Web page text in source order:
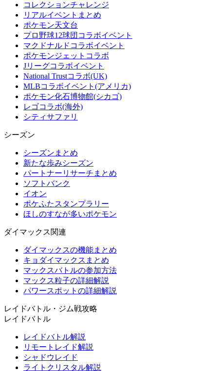
コレクションチャレンジ
リアルイベントまとめ
ポケモン天文台
プロ野球12球団コラボイベント
マクドナルドコラボイベント
ポケモンジェットコラボ
Jリーグコラボイベント
National Trustコラボ(UK)
MLBコラボイベント(アメリカ)
ポケモン化石博物館(シカゴ)
レゴコラボ(海外)
シティサファリ
シーズン
シーズンまとめ
新たな歩みシーズン
パートナーリサーチまとめ
ソフトバンク
イオン
ポケふたスタンプラリー
ほしのすなが多いポケモン
ダイマックス関連
ダイマックスの機能まとめ
キョダイマックスまとめ
マックスバトルの参加方法
マックス粒子の詳細解説
パワースポットの詳細解説
レイドバトル・ジム戦攻略
レイドバトル
レイドバトル解説
リモートレイド解説
シャドウレイド
ライトクリスタル解説